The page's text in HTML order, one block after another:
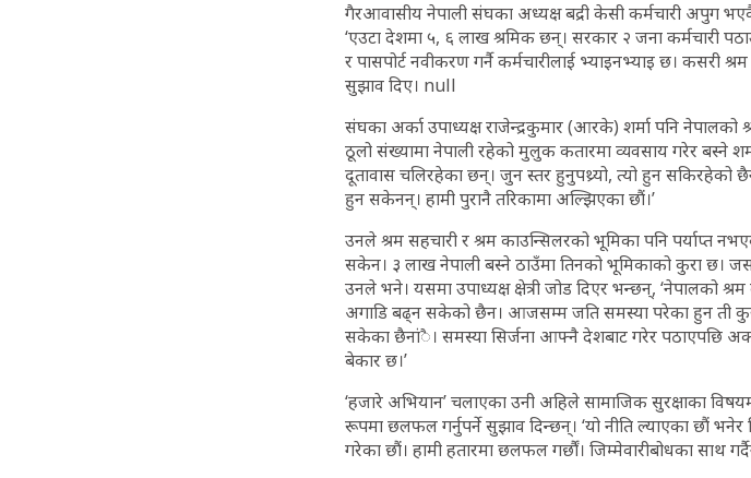
गैरआवासीय नेपाली संघका अध्यक्ष बद्री केसी कर्मचारी अपुग
‘एउटा देशमा ५, ६ लाख श्रमिक छन्। सरकार २ जना कर्मचारी
र पासपोर्ट नवीकरण गर्नै कर्मचारीलाई भ्याइनभ्याइ छ। कसरी
सुझाव दिए। null
संघका अर्का उपाध्यक्ष राजेन्द्रकुमार (आरके) शर्मा पनि नेपालको
ठूलो संख्यामा नेपाली रहेको मुलुक कतारमा व्यवसाय गरेर बस्ने
दूतावास चलिरहेका छन्। जुन स्तर हुनुपथ्र्यो, त्यो हुन सकिरहेको
हुन सकेनन्। हामी पुरानै तरिकामा अल्झिएका छौं।’
उनले श्रम सहचारी र श्रम काउन्सिलरको भूमिका पनि पर्याप्त
सकेन। ३ लाख नेपाली बस्ने ठाउँमा तिनको भूमिकाको कुरा छ।
उनले भने। यसमा उपाध्यक्ष क्षेत्री जोड दिएर भन्छन्, ‘नेपालको
अगाडि बढ्न सकेको छैन। आजसम्म जति समस्या परेका हुन ती
सकेका छैनांै। समस्या सिर्जना आफ्नै देशबाट गरेर पठाएपछि
बेकार छ।’
‘हजारे अभियान’ चलाएका उनी अहिले सामाजिक सुरक्षाका
रूपमा छलफल गर्नुपर्ने सुझाव दिन्छन्। ‘यो नीति ल्याएका छौं
गरेका छौं। हामी हतारमा छलफल गर्छौं। जिम्मेवारीबोधका साथ